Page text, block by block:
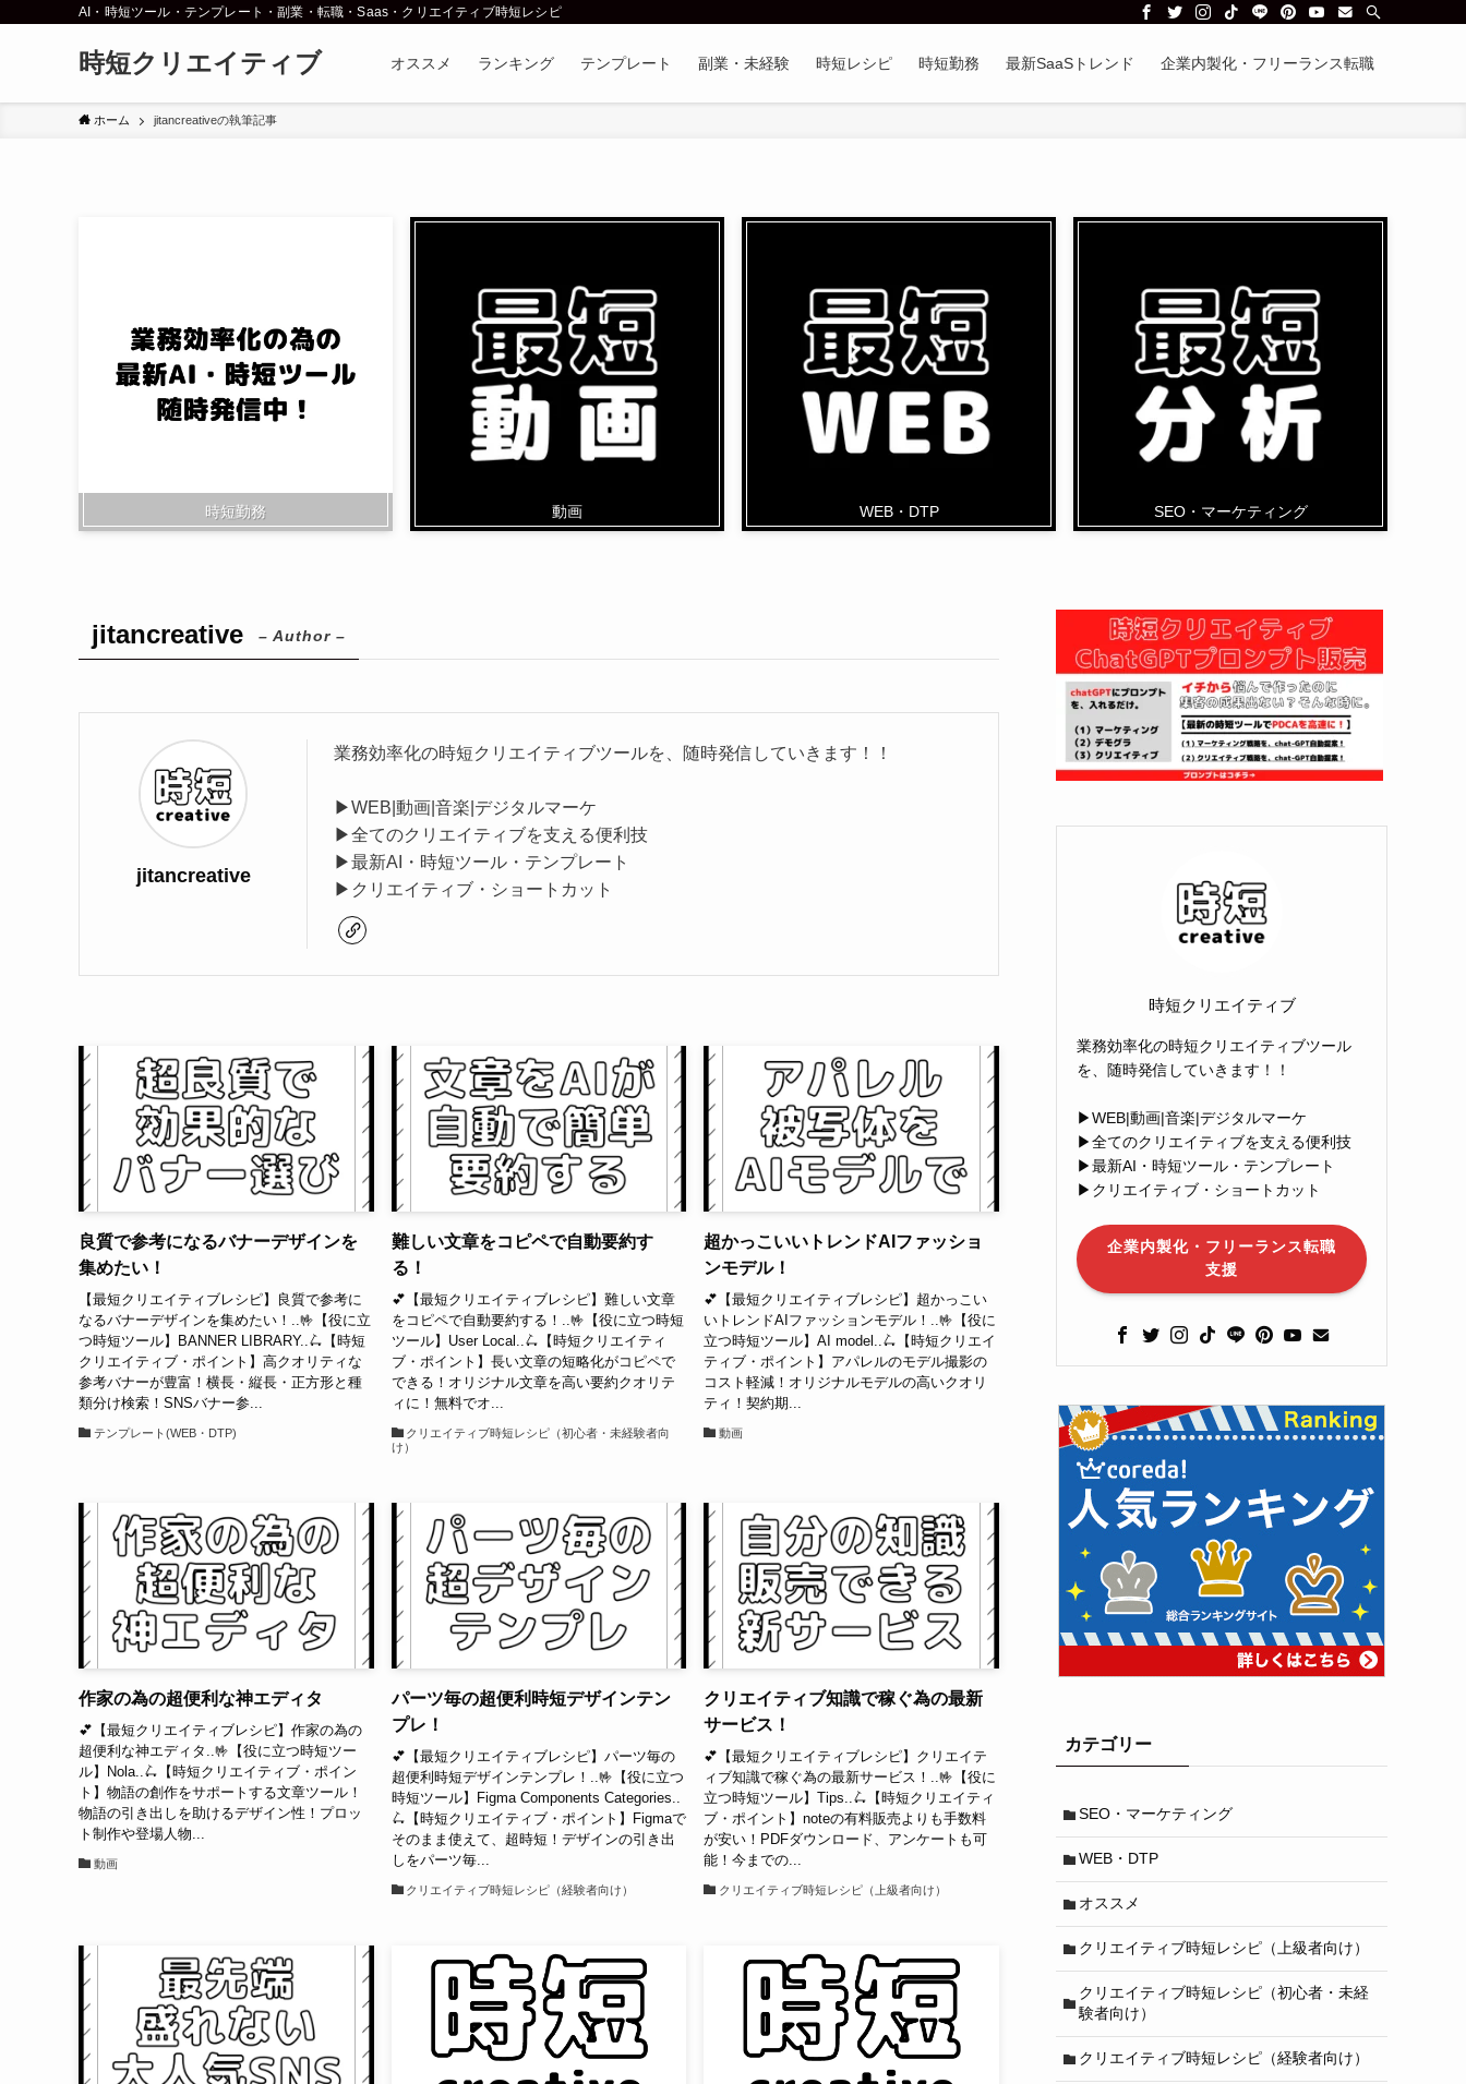
AI・時短ツール・テンプレート・副業・転職・Saas・クリエイティブ時短レシピ
時短クリエイティブ オススメ ランキング テンプレート 副業・未経験 時短レシピ 時短勤務 最新SaaSトレンド 企業内製化・フリーランス転職
ホーム jitancreativeの執筆記事
時短勤務 動画 WEB・DTP SEO・マーケティング
jitancreative – Author –
jitancreative
業務効率化の時短クリエイティブツールを、随時発信していきます！！
▶︎WEB|動画|音楽|デジタルマーケ
▶︎全てのクリエイティブを支える便利技
▶︎最新AI・時短ツール・テンプレート
▶︎クリエイティブ・ショートカット
良質で参考になるバナーデザインを
集めたい！
【最短クリエイティブレシピ】良質で参考に
なるバナーデザインを集めたい！..🤟【役に立
つ時短ツール】BANNER LIBRARY..🛴【時短
クリエイティブ・ポイント】高クオリティな
参考バナーが豊富！横長・縦長・正方形と種
類分け検索！SNSバナー参...
テンプレート(WEB・DTP)
難しい文章をコピペで自動要約す
る！
💕【最短クリエイティブレシピ】難しい文章
をコピペで自動要約する！..🤟【役に立つ時短
ツール】User Local..🛴【時短クリエイティ
ブ・ポイント】長い文章の短略化がコピペで
できる！オリジナル文章を高い要約クオリテ
ィに！無料でオ...
クリエイティブ時短レシピ（初心者・未経験者向
け）
超かっこいいトレンドAIファッショ
ンモデル！
💕【最短クリエイティブレシピ】超かっこい
いトレンドAIファッションモデル！..🤟【役に
立つ時短ツール】AI model..🛴【時短クリエイ
ティブ・ポイント】アパレルのモデル撮影の
コスト軽減！オリジナルモデルの高いクオリ
ティ！契約期...
動画
作家の為の超便利な神エディタ
💕【最短クリエイティブレシピ】作家の為の
超便利な神エディタ..🤟【役に立つ時短ツー
ル】Nola..🛴【時短クリエイティブ・ポイン
ト】物語の創作をサポートする文章ツール！
物語の引き出しを助けるデザイン性！プロッ
ト制作や登場人物...
動画
パーツ毎の超便利時短デザインテン
プレ！
💕【最短クリエイティブレシピ】パーツ毎の
超便利時短デザインテンプレ！..🤟【役に立つ
時短ツール】Figma Components Categories..
🛴【時短クリエイティブ・ポイント】Figmaで
そのまま使えて、超時短！デザインの引き出
しをパーツ毎...
クリエイティブ時短レシピ（経験者向け）
クリエイティブ知識で稼ぐ為の最新
サービス！
💕【最短クリエイティブレシピ】クリエイテ
ィブ知識で稼ぐ為の最新サービス！..🤟【役に
立つ時短ツール】Tips..🛴【時短クリエイティ
ブ・ポイント】noteの有料販売よりも手数料
が安い！PDFダウンロード、アンケートも可
能！今までの...
クリエイティブ時短レシピ（上級者向け）
時短クリエイティブ
業務効率化の時短クリエイティブツール
を、随時発信していきます！！
▶︎WEB|動画|音楽|デジタルマーケ
▶︎全てのクリエイティブを支える便利技
▶︎最新AI・時短ツール・テンプレート
▶︎クリエイティブ・ショートカット
企業内製化・フリーランス転職
支援
カテゴリー
SEO・マーケティング
WEB・DTP
オススメ
クリエイティブ時短レシピ（上級者向け）
クリエイティブ時短レシピ（初心者・未経
験者向け）
クリエイティブ時短レシピ（経験者向け）